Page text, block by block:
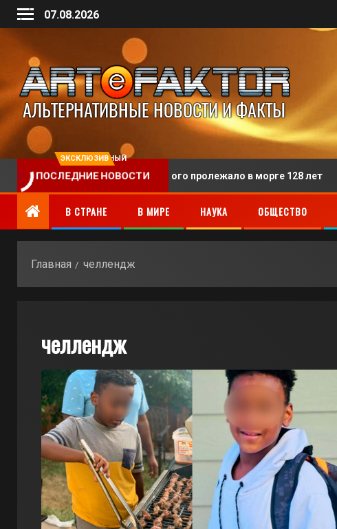
07.08.2026
ЭКСКЛЮЗИВНЫЙ
ПОСЛЕДНИЕ НОВОСТИ
человека, тело которого пролежало в морге 128 лет
В СТРАНЕ В МИРЕ НАУКА ОБЩЕСТВО
Главная челлендж
челлендж